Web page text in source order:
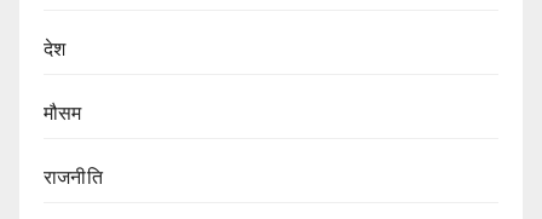
देश
मौसम
राजनीति